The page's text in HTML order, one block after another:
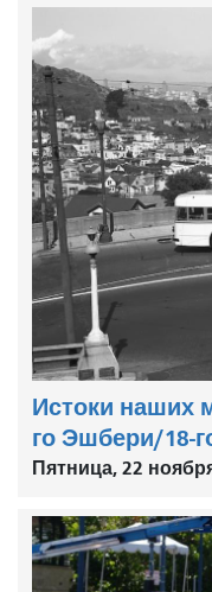
Истоки наших
го Эшбери/18-
Пятница, 22